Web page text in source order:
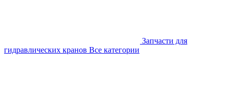
Запчасти для
гидравлических кранов Все категории